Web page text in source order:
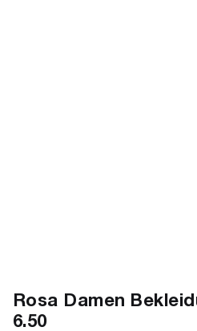
Rosa Damen
6.50